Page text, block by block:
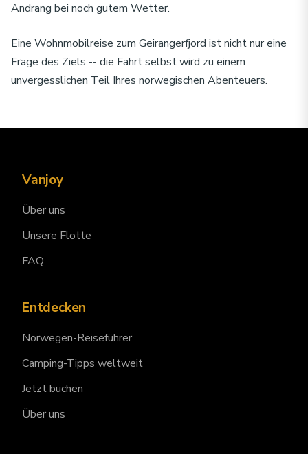
Andrang bei noch gutem Wetter.
Eine Wohnmobilreise zum Geirangerfjord ist nicht nur eine
Frage des Ziels -- die Fahrt selbst wird zu einem
unvergesslichen Teil Ihres norwegischen Abenteuers.
Vanjoy
Über uns
Unsere Flotte
FAQ
Entdecken
Norwegen-Reiseführer
Camping-Tipps weltweit
Jetzt buchen
Über uns